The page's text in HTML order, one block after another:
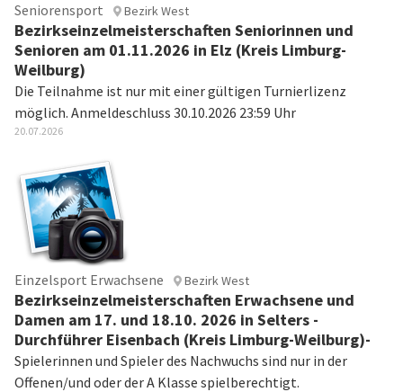
Seniorensport Bezirk West
Bezirkseinzelmeisterschaften Seniorinnen und
Senioren am 01.11.2026 in Elz (Kreis Limburg-
Weilburg)
Die Teilnahme ist nur mit einer gültigen Turnierlizenz
möglich. Anmeldeschluss 30.10.2026 23:59 Uhr
20.07.2026
Einzelsport Erwachsene Bezirk West
Bezirkseinzelmeisterschaften Erwachsene und
Damen am 17. und 18.10. 2026 in Selters -
Durchführer Eisenbach (Kreis Limburg-Weilburg)-
Spielerinnen und Spieler des Nachwuchs sind nur in der
Offenen/und oder der A Klasse spielberechtigt.